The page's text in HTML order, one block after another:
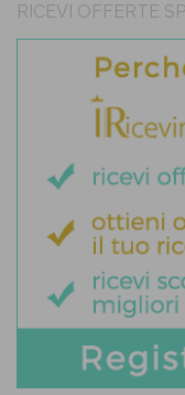
RICEVI OFFERTE